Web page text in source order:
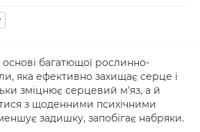
основі багатющої рослинно-
яка ефективно захищає серце і
зміцнює серцевий м'яз, а й
з щоденними психічними
задишку, запобігає набряки.